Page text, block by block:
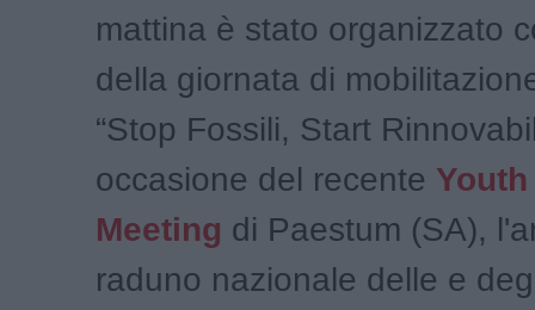
mattina è stato organizzato
della giornata di
“Stop Fossili, Start
occasione del recente
Meeting di Paestum (SA),
raduno nazionale delle e